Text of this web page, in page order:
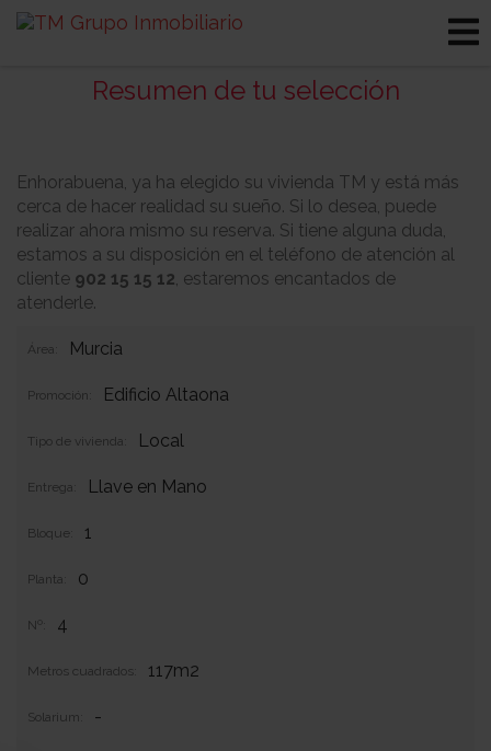
Resumen de tu selección
Enhorabuena, ya ha elegido su vivienda TM y está más
cerca de hacer realidad su sueño. Si lo desea, puede
realizar ahora mismo su reserva. Si tiene alguna duda,
estamos a su disposición en el teléfono de atención al
cliente 902 15 15 12, estaremos encantados de
atenderle.
Área: Murcia
Promoción: Edificio Altaona
Tipo de vivienda: Local
Entrega: Llave en Mano
Bloque: 1
Planta: 0
Nº: 4
Metros cuadrados: 117m2
Solarium: -